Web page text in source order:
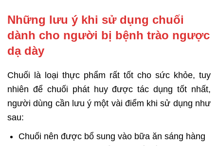
Những lưu ý khi sử dụng chuối
dành cho người bị bệnh trào ngược
dạ dày
Chuối là loại thực phẩm rất tốt cho sức khỏe, tuy
nhiên để chuối phát huy được tác dụng tốt nhất,
người dùng cần lưu ý một vài điểm khi sử dụng như
sau:
Chuối nên được bổ sung vào bữa ăn sáng hàng